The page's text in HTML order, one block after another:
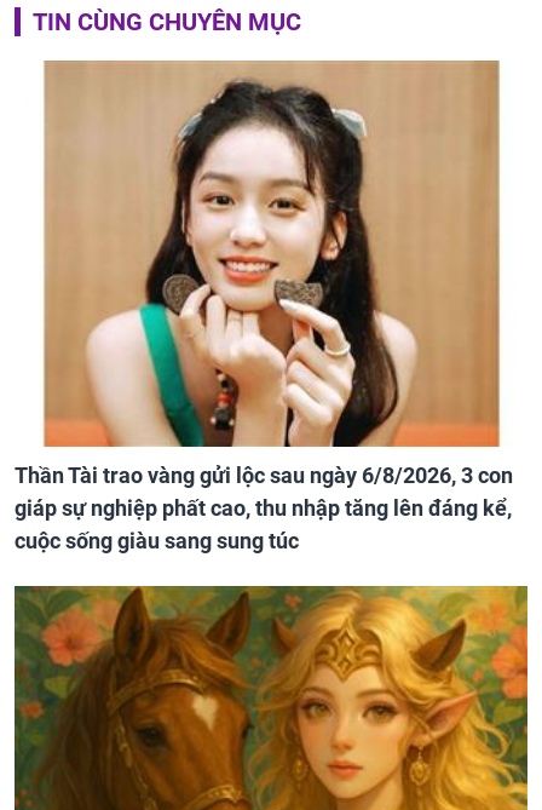
TIN CÙNG CHUYÊN MỤC
Thần Tài trao vàng gửi lộc sau ngày 6/8/2026, 3 con
giáp sự nghiệp phất cao, thu nhập tăng lên đáng kể,
cuộc sống giàu sang sung túc